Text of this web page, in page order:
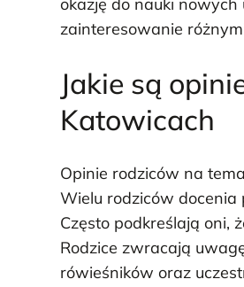
okazję do nauki nowych
zainteresowanie
Jakie są
Katowicach
Opinie rodziców na
Wielu rodziców
Często podkreślają oni,
Rodzice zwracają
rówieśników oraz